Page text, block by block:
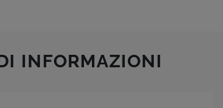
INFORMAZIONI